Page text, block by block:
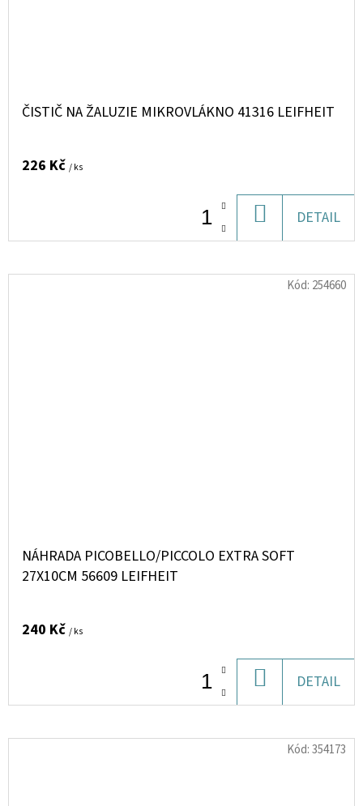
ČISTIČ NA ŽALUZIE MIKROVLÁKNO 41316 LEIFHEIT
226 Kč / ks
KOŠÍKU
DETAIL
NÁHRADA PICOBELLO/PICCOLO EXTRA SOFT
27X10CM 56609 LEIFHEIT
240 Kč / ks
KOŠÍKU
DETAIL
Kód: 254660
Kód:354173